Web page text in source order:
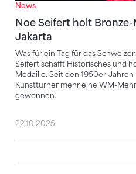
News
Noe Seifert holt Bronze-
Jakarta
Was für ein Tag für das
Seifert schafft Historisches und
Medaille. Seit den 1950er-
Kunstturner mehr eine WM-
gewonnen.
22.10.2025